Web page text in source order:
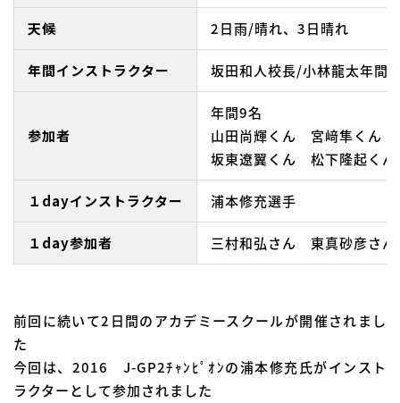
天候 2日雨/晴れ、3日晴れ
年間インストラクター 坂田和人校長/小林龍太年間
参加者
年間9名
山田尚輝くん 宮﨑隼くん
坂東遼翼くん 松下隆起く
１dayインストラクター 浦本修充選手
１day参加者 三村和弘さん 東真砂彦さ
前回に続いて2日間のアカデミースクールが開催されまし
た
今回は、2016 J-GP2ﾁｬﾝﾋﾟｵﾝの浦本修充氏がインスト
ラクターとして参加されました